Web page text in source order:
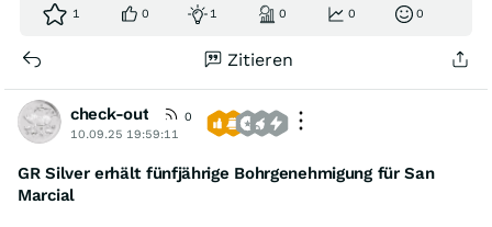
1 0 1 0 0 0
Zitieren
check-out
0
10.09.25 19:59:11
GR Silver erhält fünfjährige Bohrgenehmigung für San
Marcial